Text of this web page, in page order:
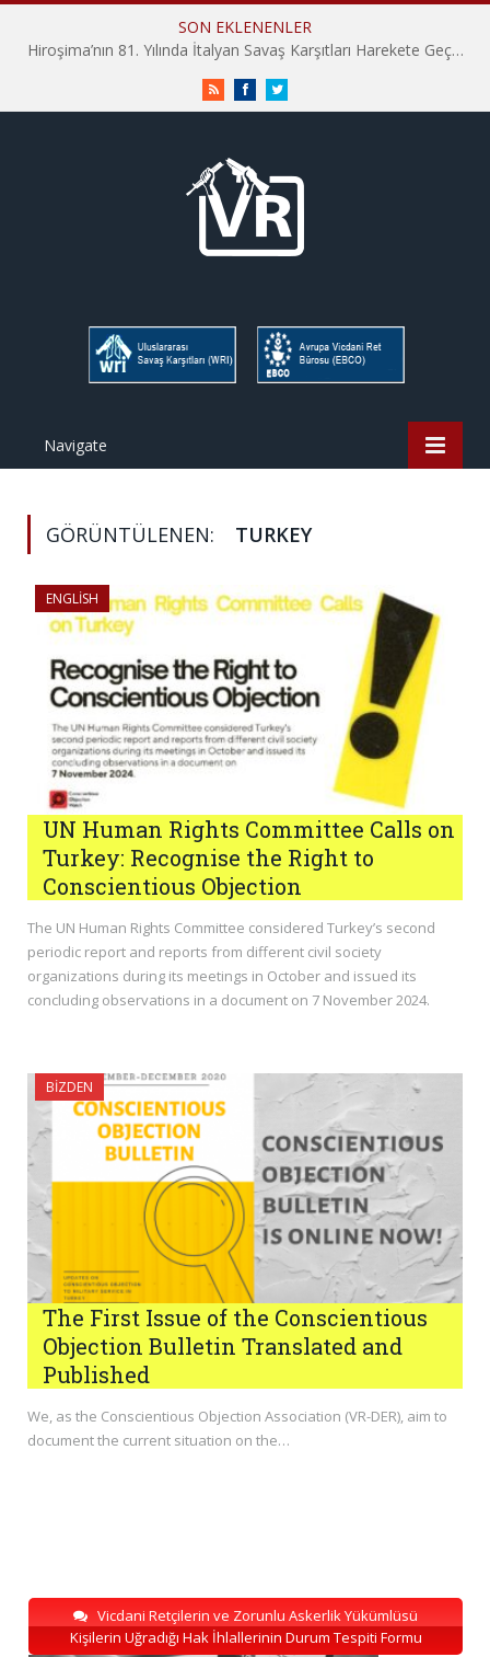
SON EKLENENLER
Hiroşima’nın 81. Yılında İtalyan Savaş Karşıtları Harekete Geçti: “Hatırlamak yeterli değil”
RSS FacebookTwitter
Navigate
GÖRÜNTÜLENEN: TURKEY
ENGLISH
UN Human Rights Committee Calls on
Turkey: Recognise the Right to
Conscientious Objection
The UN Human Rights Committee considered Turkey’s second
periodic report and reports from different civil society
organizations during its meetings in October and issued its
concluding observations in a document on 7 November 2024.
BIZDEN
The First Issue of the Conscientious
Objection Bulletin Translated and
Published
We, as the Conscientious Objection Association (VR-DER), aim to
document the current situation on the…
Vicdani Retçilerin ve Zorunlu Askerlik Yükümlüsü
Kişilerin Uğradığı Hak İhlallerinin Durum Tespiti Formu